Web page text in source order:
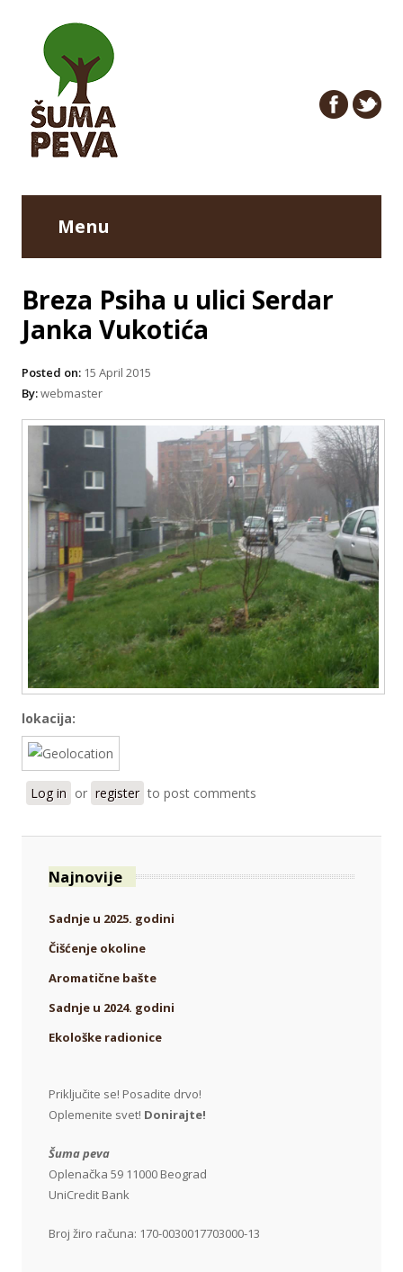
Menu
Breza Psiha u ulici Serdar
Janka Vukotića
Posted on: 15 April 2015
By:webmaster
lokacija:
Log in or register to post comments
Najnovije
Sadnje u 2025. godini
Čišćenje okoline
Aromatične bašte
Sadnje u 2024. godini
Ekološke radionice
Priključite se! Posadite drvo!
Oplemenite svet! Donirajte!
Šuma peva
Oplenačka 59 11000 Beograd
UniCredit Bank
Broj žiro računa: 170-0030017703000-13